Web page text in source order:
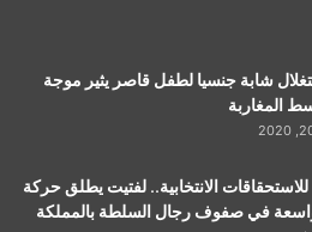
شابة جنسيا لطفل قاصر يثير موجة
المغاربة
للاستحقاقات الانتخابية.. لفتيت يطلق حركة
واسعة في صفوف رجال السلطة بالمملكة